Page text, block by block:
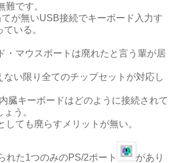
難です。
が無いUSB接続でキーボード入力す
いる。
・マウスポートは廃れたと言う輩が居
ない限り全てのチップセットが対応し
臓キーボードはどのように接続されて
う。
しても廃らすメリットが無い。
れた1つのみのPS/2ポート
があり